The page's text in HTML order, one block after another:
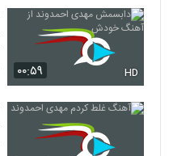
۰۰:۵۹ HD